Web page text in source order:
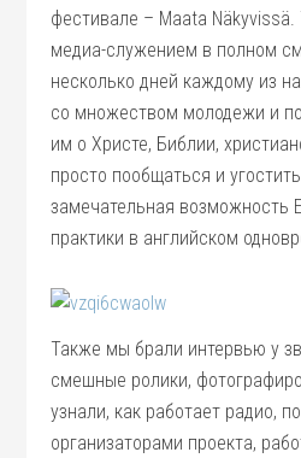
фестивале – Maata
медиа-служением в полном
несколько дней каждому из
со множеством молодежи и
им о Христе, Библии,
просто пообщаться и
замечательная возможность
практики в английском
Также мы брали интервью у
смешные ролики,
узнали, как работает радио,
организаторами проекта,